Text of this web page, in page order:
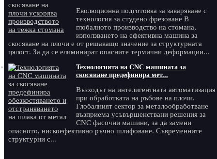
Еволюционна подготовка за заваряване с
технология за студено фрезоване В
глобалното производство на стомана,
използването на ефективна машина за
скосяване на плочи е от решаващо значение за структурната
цялост. За да се елиминират опасните термични деформации...
Технологията на CNC машината за
скосяване предефинира мет...
Възходът на интелигентната автоматизация
при обработката на ръбове на плочи.
Глобалният сектор за металообработване
възприема усъвършенствани решения за
CNC фасочни машини, за да замени
опасното, нискоефективно ръчно шлифоване. Съвременните
структурни с...